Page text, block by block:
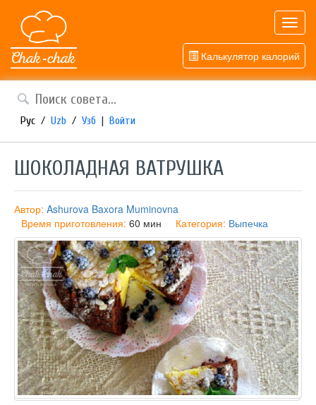
Калькулятор калорий
Рус / Uzb / Узб | Войти
ШОКОЛАДНАЯ ВАТРУШКА
Автор: Ashurova Baxora Muminovna
Время приготовления: 60 мин Категория: Выпечка